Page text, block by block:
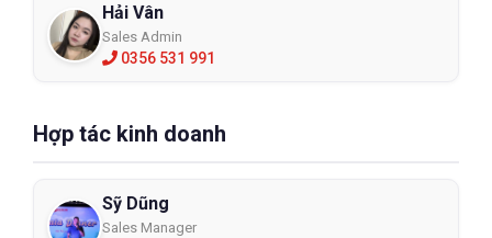
Hải Vân
Sales Admin
0356 531 991
Hợp tác kinh doanh
Sỹ Dũng
Sales Manager